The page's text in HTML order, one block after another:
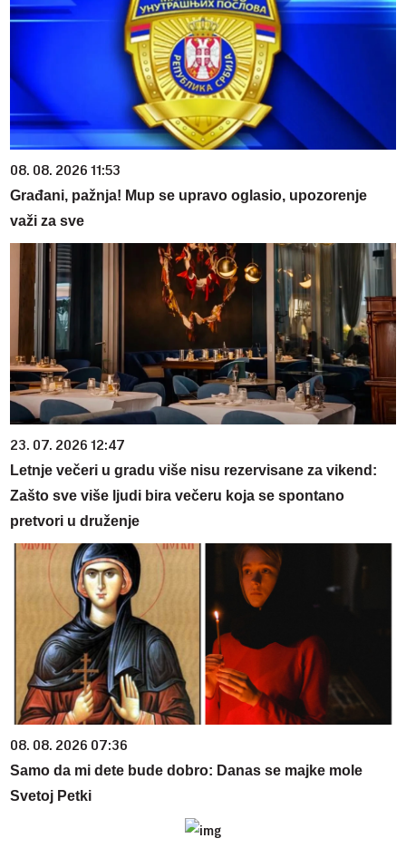
08. 08. 2026 11:53
Građani, pažnja! Mup se upravo oglasio, upozorenje
važi za sve
23. 07. 2026 12:47
Letnje večeri u gradu više nisu rezervisane za vikend:
Zašto sve više ljudi bira večeru koja se spontano
pretvori u druženje
08. 08. 2026 07:36
Samo da mi dete bude dobro: Danas se majke mole
Svetoj Petki